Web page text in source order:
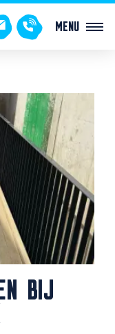
Menu
BIJ